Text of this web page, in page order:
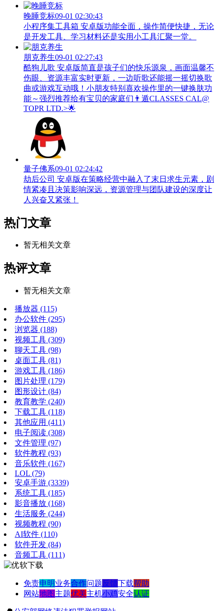
晚睡竞标09-01 02:30:43
小程序集工具箱 安卓版功能全面，操作简便快捷，无论
是开发工具、学习材料还是实用小工具汇聚一堂。
朋克养生09-01 02:27:43
酷狗儿歌 安卓版简直是孩子们的快乐源泉，画面温馨不
伤眼、资源丰富实时更新，一边听歌还能摇一摇切换歌
曲或游戏互动哦！小朋友特别喜欢操作里的一键换肤功
能～强烈推荐给有宝贝的家庭们👨‍遁️CLASSES CAL@
TOPR LTD.>🌟
量子佛系09-01 02:24:42
劫后公司 安卓版在策略经营中融入了末日求生元素，剧
情紧凑且决策影响深远，资源管理与团队建设的深度让
人兴奋又紧张！
热门文章
暂无相关文章
热评文章
暂无相关文章
播放器 (115)
办公软件 (295)
浏览器 (188)
视频工具 (309)
聊天工具 (98)
桌面工具 (81)
游戏工具 (186)
图片处理 (179)
图形设计 (84)
教育教学 (240)
下载工具 (118)
其他应用 (411)
电子阅读 (308)
文件管理 (97)
软件教程 (93)
音乐软件 (167)
LOL (79)
安卓手游 (3339)
系统工具 (185)
影音播放 (168)
生活服务 (244)
视频教程 (90)
AI软件 (110)
软件开发 (84)
音频工具 (111)
免责申明业务合作问题反馈下载帮助
网站地图 主题优美主机小鸡安全认证